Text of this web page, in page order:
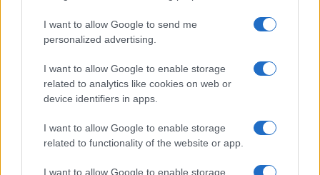
I want to allow Google to send me
personalized advertising.
I want to allow Google to enable storage
related to analytics like cookies on web or
device identifiers in apps.
I want to allow Google to enable storage
related to functionality of the website or app.
I want to allow Google to enable storage
Nome
Eureka Bridged PAX
Gold (Terra
(PAXG)
$4,187.30
Kinza Babylon Staked
$83,270.00